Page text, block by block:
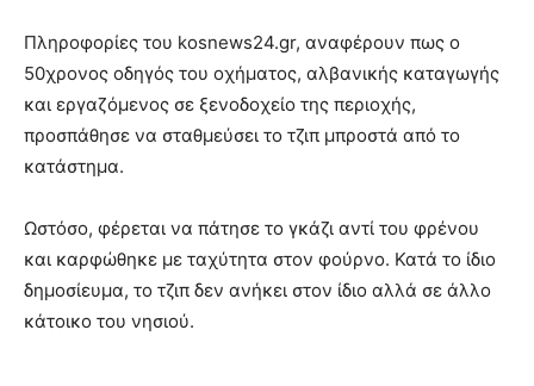
Πληροφορίες του kosnews24.gr, αναφέρουν πως ο
50χρονος οδηγός του οχήματος, αλβανικής καταγωγής
και εργαζόμενος σε ξενοδοχείο της περιοχής,
προσπάθησε να σταθμεύσει το τζιπ μπροστά από το
κατάστημα.
Ωστόσο, φέρεται να πάτησε το γκάζι αντί του φρένου
και καρφώθηκε με ταχύτητα στον φούρνο. Κατά το ίδιο
δημοσίευμα, το τζιπ δεν ανήκει στον ίδιο αλλά σε άλλο
κάτοικο του νησιού.